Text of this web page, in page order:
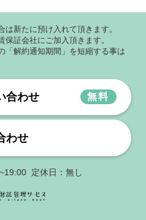
新たに預け入れて頂きます。
証会社にご加入頂きます。
解約通知期間」を短縮する事は
合わせ 無料
わせ
定休日：無し